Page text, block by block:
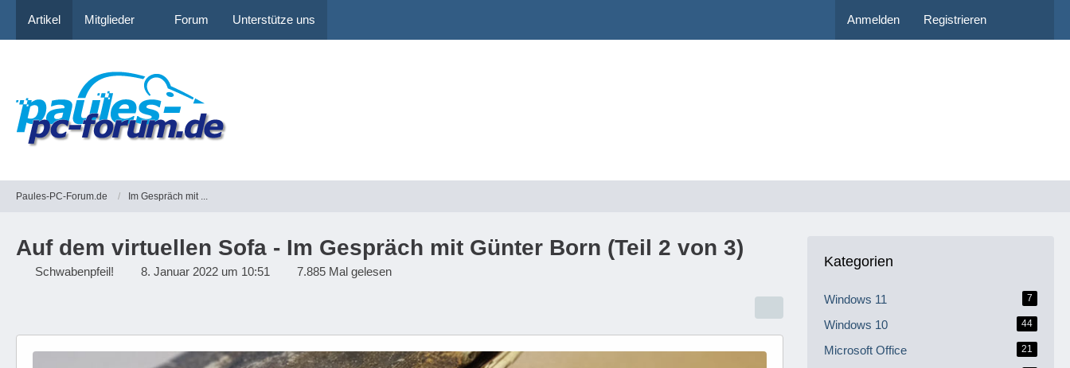
Artikel Mitglieder Forum Unterstütze uns Anmelden Registrieren
Paules-PC-Forum.de Im Gespräch mit ...
Auf dem virtuellen Sofa - Im Gespräch mit Günter Born (Teil 2 von 3)
Schwabenpfeil! 8. Januar 2022 um 10:51 7.885 Mal gelesen
Kategorien
Windows 11 7
Windows 10 44
Microsoft Office 21